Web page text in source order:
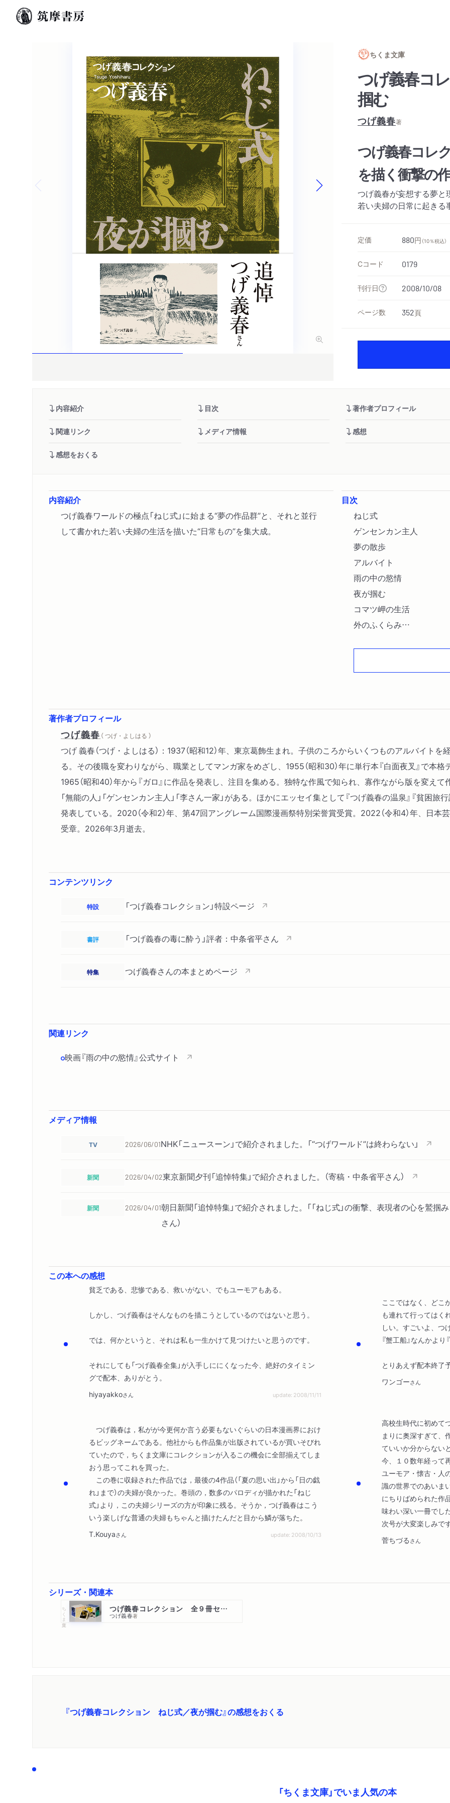
Previous slide
ちくま文庫
つげ義春コ
掴む
つげ義春著
つげ義春コレ
を描く衝撃の
つげ義春が妄想する夢と
若い夫婦の日常に起きる
定価 880円 （10％税込）
Cコード 0179
刊行日 2008/10/08
ページ数 352頁
内容紹介 目次 著作者プロフィール
関連リンク メディア情報 感想
感想をおくる
内容紹介
つげ義春ワールドの極点「ねじ式」に始まる“夢の作品群”と、それと並行
して書かれた若い夫婦の生活を描いた“日常もの”を集大成。
目次
ねじ式
ゲンセンカン主人
夢の散歩
アルバイト
雨の中の慾情
夜が掴む
コマツ岬の生活
外のふくらみ
窓の手
日の戯れ
著作者プロフィール
つげ義春 （ つげ・よしはる ）
つげ 義春（つげ・よしはる）：1937（昭和12）年、東京葛飾生まれ。子供のころからいくつものアルバイト
る。その後職を変わりながら、職業としてマンガ家をめざし、1955（昭和30）年に単行本『白面夜叉』で本
1965（昭和40）年から『ガロ』に作品を発表し、注目を集める。独特な作風で知られ、寡作ながら版を変えて
「無能の人」「ゲンセンカン主人」「李さん一家」がある。ほかにエッセイ集として『つげ義春の温泉』『貧困旅
発表している。2020（令和2）年、第47回アングレーム国際漫画祭特別栄誉賞受賞。2022（令和4）年、日本
受章。2026年3月逝去。
コンテンツリンク
特設 「つげ義春コレクション」特設ページ
書評 「つげ義春の毒に酔う」評者：中条省平さん
特集 つげ義春さんの本まとめページ
関連リンク
映画『雨の中の慾情』公式サイト
メディア情報
TV 2026/06/01NHK「ニュースーン」で紹介されました。「“つげワールド”は終わらない」
新聞 2026/04/02東京新聞夕刊「追悼特集」で紹介されました。（寄稿・中条省平さん）
新聞 2026/04/01朝日新聞「追悼特集」で紹介されました。「「ねじ式」の衝撃、表現者の心を鷲
さん）
さん）
新聞 2026/03/30 読売新聞「追悼特集」で紹介されました。「「ねじ式」は魂を持っていく…つげ義
近藤ようこさん）
この本への感想
貧乏である、悲惨である、救いがない、でもユーモアもある。
しかし、つげ義春はそんなものを描こうとしているのではないと思う。
では、何かというと、それは私も一生かけて見つけたいと思うのです。
それにしても「つげ義春全集」が入手しににくなった今、絶好のタイミン
グで配本、ありがとう。
hiyayakkoさん update: 2008/11/11
ここではなく、どこ
も連れて行ってはく
しい。すごいよ、つ
『蟹工船』なんかより
とりあえず配本終了
ワンゴーさん
つげ義春は，私がが今更何か言う必要もないぐらいの日本漫画界におけ
るビッグネームである。他社からも作品集が出版されているが買いそびれ
ていたので，ちくま文庫にコレクションが入るこの機会に全部揃えてしま
おう思ってこれを買った。
この巻に収録された作品では，最後の4作品（「夏の思い出」から「日の戯
れ」まで）の夫婦が良かった。巻頭の，数多のパロディが描かれた「ねじ
式」より，この夫婦シリーズの方が印象に残る。そうか，つげ義春はこう
いう楽しげな普通の夫婦もちゃんと描けたんだと目から鱗が落ちた。
T.Kouyaさん update: 2008/10/13
高校生時代に初めて
まりに奥深すぎて、
ていいか分からない
今、１０数年経って
ユーモア・懐古・人
識の世界でのあいま
にちりばめられた作
味わい深い一冊でした
次号が大変楽しみです
菅ちづるさん
シリーズ・関連本
ちくま文庫 つげ義春コレクション 全９冊セット
つげ義春著
『つげ義春コレクション ねじ式／夜が掴む』の感想をおくる
「ちくま文庫」でいま人気の本